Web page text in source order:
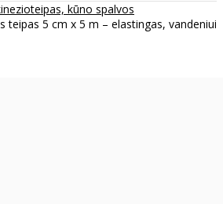
kūno spalvos
teipas 5 cm x 5 m – elastingas, vandeniui